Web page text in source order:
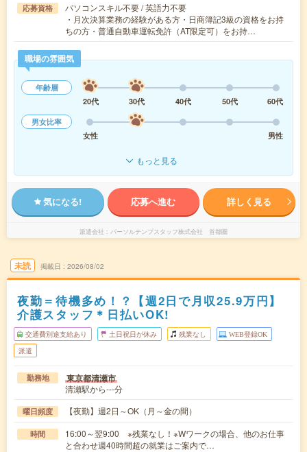
応募資格
パソコンスキル不要 / 英語力不要
・月次決算業務の経験がある方・日商簿記3級の資格をお持
ちの方・普通自動車運転免許（AT限定可）をお持…
職場の雰囲気
年齢層
20代
30代 40代 50代
60代
男女比率
女性
男性
もっと見る
気になる! 応募へ進む 詳しく見る
派遣会社 パーソルテンプスタッフ株式会社 首都圏
未読 掲載日 2026/08/02
夜勤＝待機多め！？【週2日で月収25.9万円】
介護スタッフ＊日払いOK!
交通費別途支給あり 土日祝日が休み 残業なし WEB登録OK
派遣
勤務地 東京都清瀬市
清瀬駅から---分
曜日頻度 【夜勤】週2日～OK（月～金の間）
時間
16:00～翌9:00 ※残業なし！※Wワークの場合、他のお仕事
と合わせ週40時間超の就業はご案内で…